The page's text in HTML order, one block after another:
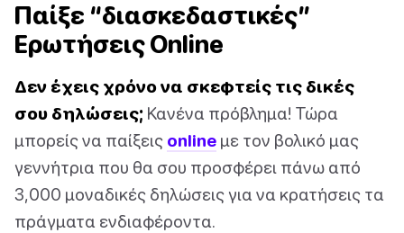
Παίξε “διασκεδαστικές”
Ερωτήσεις Online
Δεν έχεις χρόνο να σκεφτείς τις δικές
σου δηλώσεις; Κανένα πρόβλημα! Τώρα
μπορείς να παίξεις online με τον βολικό μας
γεννήτρια που θα σου προσφέρει πάνω από
3,000 μοναδικές δηλώσεις για να κρατήσεις τα
πράγματα ενδιαφέροντα.